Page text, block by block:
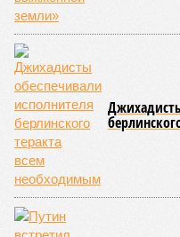
схема достройки через
за прошедшие два года
практически не видно. По
порталов, первую
декабрю 2026 г., вторую –
этом из кураторов
сроки должны
площадке, по
бывающих у забора,
бетононасосов, ни
мобилизации
осталось менее полугода.